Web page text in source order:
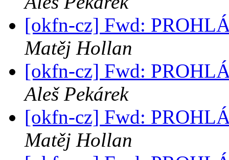
[okfn-cz] Fwd:
Matěj Hollan
[okfn-cz] Fwd:
Aleš Pekárek
[okfn-cz] Fwd:
Matěj Hollan